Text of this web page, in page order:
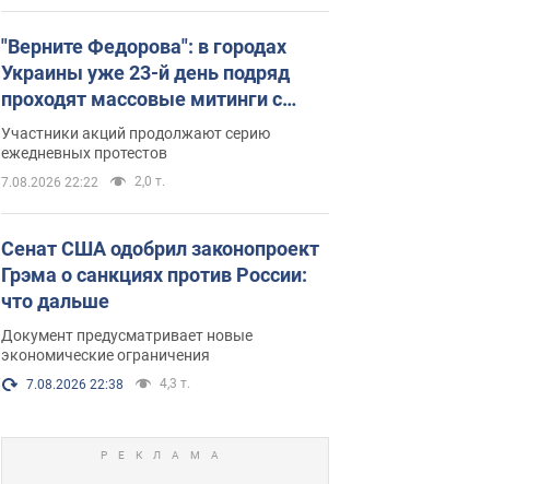
"Верните Федорова": в городах
Украины уже 23-й день подряд
проходят массовые митинги с
плакатами. Фото и видео
Участники акций продолжают серию
ежедневных протестов
7.08.2026 22:22 2,0 т.
Сенат США одобрил законопроект
Грэма о санкциях против России:
что дальше
Документ предусматривает новые
экономические ограничения
7.08.2026 22:38 4,3 т.